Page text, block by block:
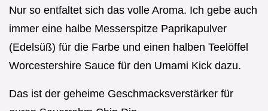
Nur so entfaltet sich das volle Aroma. Ich gebe auch
immer eine halbe Messerspitze Paprikapulver
(Edelsüß) für die Farbe und einen halben Teelöffel
Worcestershire Sauce für den Umami Kick dazu.
Das ist der geheime Geschmacksverstärker für